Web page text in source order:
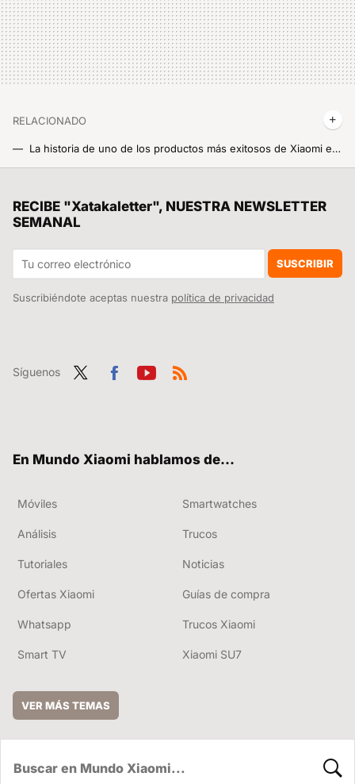
RELACIONADO
La historia de uno de los productos más exitosos de Xiaomi en los últimos años
Lo del futuro Xiaomi 16 Pro Max puede ser salvaje. Tendrá la segunda más grande de la historia de Xiaomi, según una filtración
RECIBE "Xatakaletter", NUESTRA NEWSLETTER
SEMANAL
SUSCRIBIR
Suscribiéndote aceptas nuestra política de privacidad
Síguenos
En Mundo Xiaomi hablamos de...
Móviles Smartwatches
Análisis Trucos
Tutoriales Noticias
Ofertas Xiaomi Guías de compra
Whatsapp Trucos Xiaomi
Smart TV Xiaomi SU7
VER MÁS TEMAS